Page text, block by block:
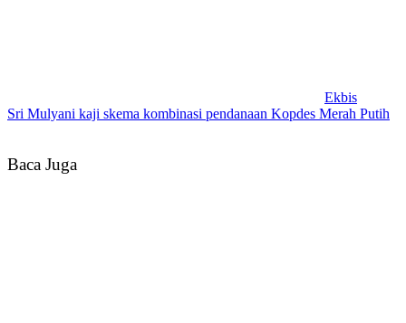
Ekbis
Sri Mulyani kaji skema kombinasi pendanaan Kopdes Merah Putih
Baca Juga